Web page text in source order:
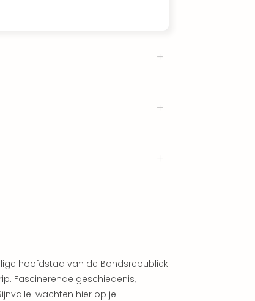
hoofdstad van de Bondsrepubliek
Fascinerende geschiedenis,
wachten hier op je.